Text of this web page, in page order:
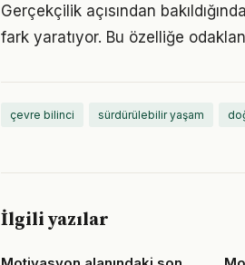
Gerçekçilik açısından
fark yaratıyor. Bu özelliğe
çevre bilinci sürdürülebilir yaşam
İlgili yazılar